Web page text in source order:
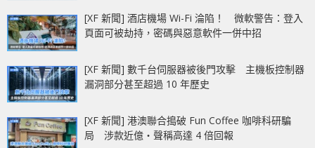
[XF 新聞] 酒店機場 Wi-Fi 淪陷！ 微軟警告：登入
頁面可被劫持，密碼與惡意軟件一併中招
[XF 新聞] 數千台伺服器被後門攻擊 主機板控制器
漏洞部分甚至超過 10 年歷史
[XF 新聞] 港澳聯合搗破 Fun Coffee 咖啡科研騙
局 涉款近億‧聲稱高達 4 倍回報